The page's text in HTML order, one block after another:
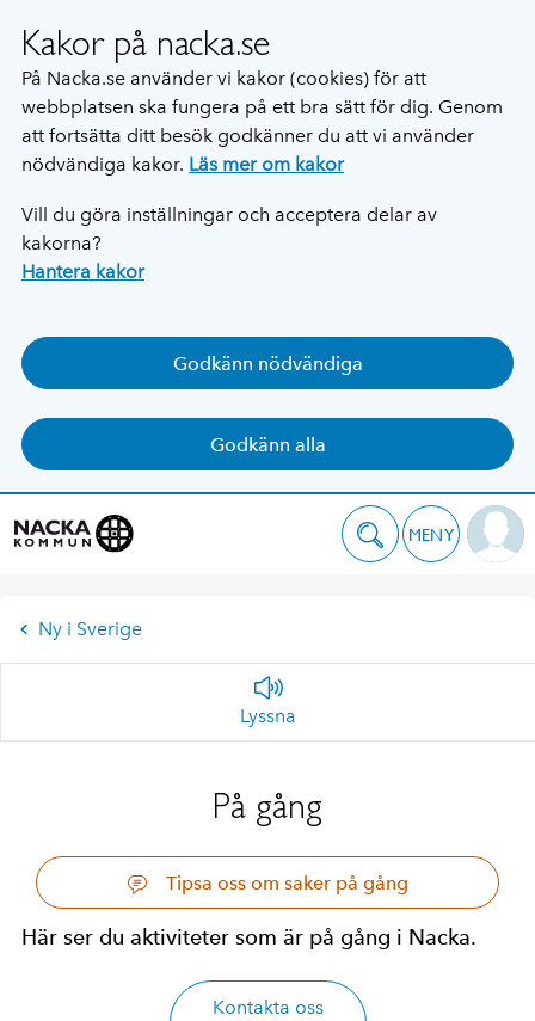
Kakor på nacka.se
På Nacka.se använder vi kakor (cookies) för att
webbplatsen ska fungera på ett bra sätt för dig. Genom
att fortsätta ditt besök godkänner du att vi använder
nödvändiga kakor. Läs mer om kakor
Vill du göra inställningar och acceptera delar av
kakorna?
Hantera kakor
Godkänn nödvändiga
Godkänn alla
MENY
Ny i Sverige
Lyssna
På gång
Tipsa oss om saker på gång
Här ser du aktiviteter som är på gång i Nacka.
Kontakta oss